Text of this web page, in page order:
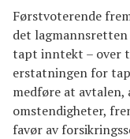
Førstvoterende
det
tapt inntekt – over
erstatningen for
medføre at avtalen,
omstendigheter,
favør av